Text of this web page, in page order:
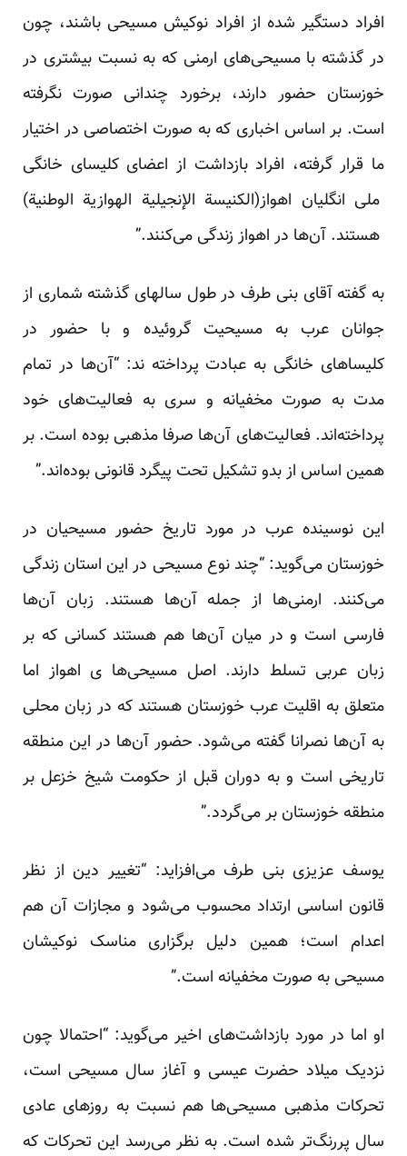
افراد دستگیر شده از افراد نوکیش مسیحی باشند، چون
در گذشته با مسیحی‌های ارمنی که به نسبت بیشتری در
خوزستان حضور دارند، برخورد چندانی صورت نگرفته
است. بر اساس اخباری که به صورت اختصاصی در اختیار
ما قرار گرفته، افراد بازداشت از اعضای کلیسای ‫خانگی
ملی انگلیان اهواز(الکنیسة الإنجیلیة الهوازیة الوطنیة)
هستند. آن‌ها در اهواز زندگی می‌کنند.”
به گفته آقای بنی طرف در طول سالهای گذشته شماری از
جوانان عرب به مسیحیت گروئیده و با حضور در
کلیساهای خانگی به عبادت پرداخته ند: “آن‌ها در تمام
مدت به صورت مخفیانه و سری به فعالیت‌های خود
پرداخته‌اند. فعالیت‌های آن‌ها صرفا مذهبی بوده است. بر
همین اساس از بدو تشکیل تحت پیگرد قانونی بوده‌اند.”
این نوسینده عرب در مورد تاریخ حضور مسیحیان در
خوزستان می‌گوید: “چند نوع مسیحی در این استان زندگی
می‌کنند. ارمنی‌ها از جمله آن‌ها هستند. زبان آن‌ها
فارسی است و در میان آن‌ها هم هستند کسانی که بر
زبان عربی تسلط دارند. اصل مسیحی‌ها ی اهواز اما
متعلق به اقلیت عرب خوزستان هستند که در زبان محلی
به آن‌ها نصرانا گفته می‌شود. حضور آن‌ها در این منطقه
تاریخی است و به دوران قبل از حکومت شیخ خزعل بر
منطقه خوزستان بر می‌گردد.”
یوسف عزیزی بنی طرف می‌افزاید: “تغییر دین از نظر
قانون اساسی ارتداد محسوب می‌شود و مجازات آن هم
اعدام است؛ همین دلیل برگزاری مناسک نوکیشان
مسیحی به صورت مخفیانه است.”
او اما در مورد بازداشت‌های اخیر می‌گوید: “احتمالا چون
نزدیک میلاد حضرت عیسی و آغاز سال مسیحی است،
تحرکات مذهبی مسیحی‌ها هم نسبت به روزهای عادی
سال پررنگ‌تر شده است. به نظر می‌رسد این تحرکات که